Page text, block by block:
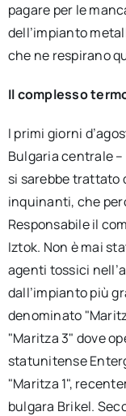
pagare per le
dell’impianto
che ne respirano
Il complesso
I primi giorni
Bulgaria centrale
si sarebbe trattato
inquinanti, che
Responsabile il
Iztok. Non è mai
agenti tossici
dall’impianto più
denominato
"Maritza 3" dove
statunitense
"Maritza 1",
bulgara Brikel.